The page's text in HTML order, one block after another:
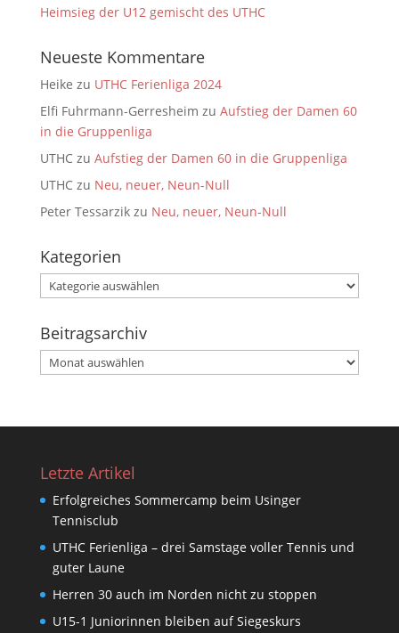
Heimsieg der U12 gemischt des UTHC
Neueste Kommentare
Heike zu UTHC Ferienliga 2024
Elfi Fuhrmann-Gerresheim zu Aufstieg der Damen 60
in die Gruppenliga
UTHCzu Aufstieg der Damen 60 in die Gruppenliga
UTHCzu Neu, neuer, Neun-Null
Peter Tessarzikzu Neu, neuer, Neun-Null
Kategorien
Kategorien
Beitragsarchiv
Beitragsarchiv
Letzte Artikel
Erfolgreiches Sommercamp beim Usinger
Tennisclub
UTHC Ferienliga – drei Samstage voller Tennis und
guter Laune
Herren 30 auch im Norden nicht zu stoppen
U15-1 Juniorinnen bleiben auf Siegeskurs